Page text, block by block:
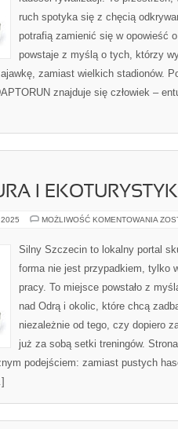
ruch spotyka się z chęcią
potrafią zamienić się w opowieść
powstaje z myślą o tych, którzy
zamiast wielkich stadionów.
znajduje się człowiek –
I
MOŻLIWOŚĆ KOMENTOWANIA
I
Silny Szczecin to lokalny portal
forma nie jest przypadkiem, tylko
pracy. To miejsce powstało z
nad Odrą i okolic, które chcą
niezależnie od tego, czy dopiero
już za sobą setki treningów.
podejściem: zamiast pustych